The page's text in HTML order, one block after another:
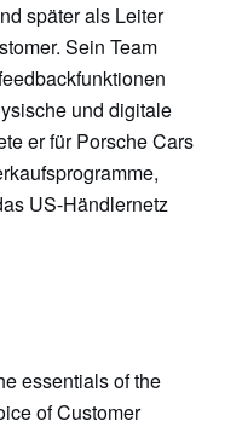
später als Leiter
Sein Team
und digitale
er für Porsche Cars
US-Händlernetz
essentials of the
of Customer